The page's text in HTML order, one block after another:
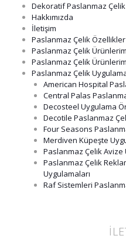
Dekoratif Paslanmaz
Hakkımızda
İletişim
Paslanmaz Çelik Özellikler
Paslanmaz Çelik
Paslanmaz Çelik
Paslanmaz Çelik
American Hospital
Central Palas
Decosteel Uygulama
Decotile Paslanmaz
Four Seasons
Merdiven Küpeşte
Paslanmaz Çelik Avize
Paslanmaz Çelik
Uygulamaları
Raf Sistemleri